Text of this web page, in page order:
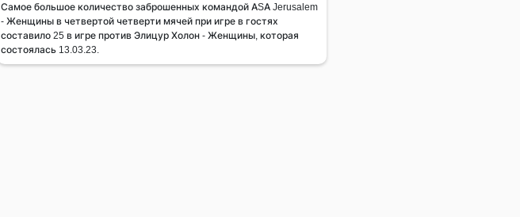
Самое большое количество заброшенных командой ASA Jerusalem
- Женщины в четвертой четверти мячей при игре в гостях
составило 25 в игре против Элицур Холон - Женщины, которая
состоялась 13.03.23.